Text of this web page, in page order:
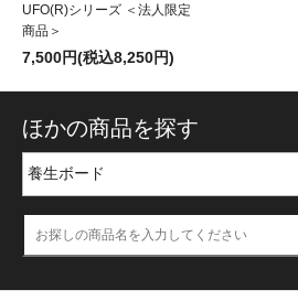
UFO(R)シリーズ ＜法人限定
商品＞
7,500円(税込8,250円)
ほかの商品を探す